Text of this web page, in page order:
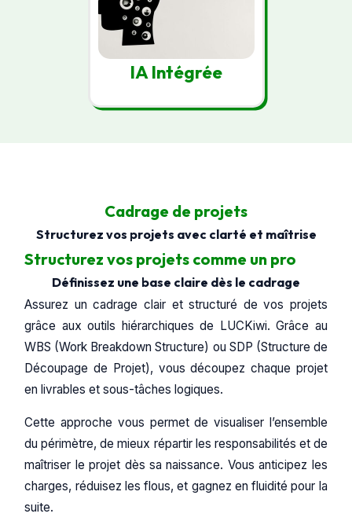
IA Intégrée
Cadrage de projets
Structurez vos projets avec clarté et maîtrise
Structurez vos projets comme un pro
Définissez une base claire dès le cadrage
Assurez un cadrage clair et structuré de vos projets
grâce aux outils hiérarchiques de LUCKiwi. Grâce au
WBS (Work Breakdown Structure) ou SDP (Structure de
Découpage de Projet), vous découpez chaque projet
en livrables et sous-tâches logiques.
Cette approche vous permet de visualiser l’ensemble
du périmètre, de mieux répartir les responsabilités et de
maîtriser le projet dès sa naissance. Vous anticipez les
charges, réduisez les flous, et gagnez en fluidité pour la
suite.